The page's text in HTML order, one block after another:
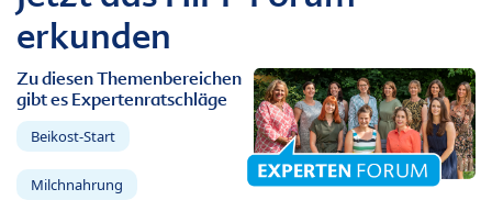
erkunden
Zu diesen Themenbereichen
gibt es Expertenratschläge
Beikost-Start
Milchnahrung